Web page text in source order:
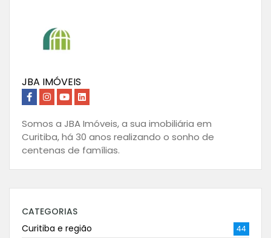
JBA IMÓVEIS
Somos a JBA Imóveis, a sua imobiliária em
Curitiba, há 30 anos realizando o sonho de
centenas de famílias.
CATEGORIAS
Curitiba e região
44